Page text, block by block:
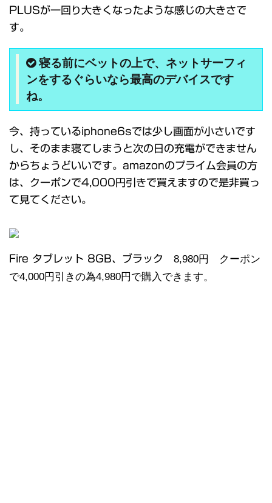
PLUSが一回り大きくなったような感じの大きさで
す。
寝る前にベットの上で、ネットサーフィ
ンをするぐらいなら最高のデバイスです
ね。
今、持っているiphone6sでは少し画面が小さいです
し、そのまま寝てしまうと次の日の充電ができません
からちょうどいいです。amazonのプライム会員の方
は、クーポンで4,000円引きで買えますので是非買っ
て見てください。
Fire タブレット 8GB、ブラック 8,980円 クーポン
で4,000円引きの為4,980円で購入できます。